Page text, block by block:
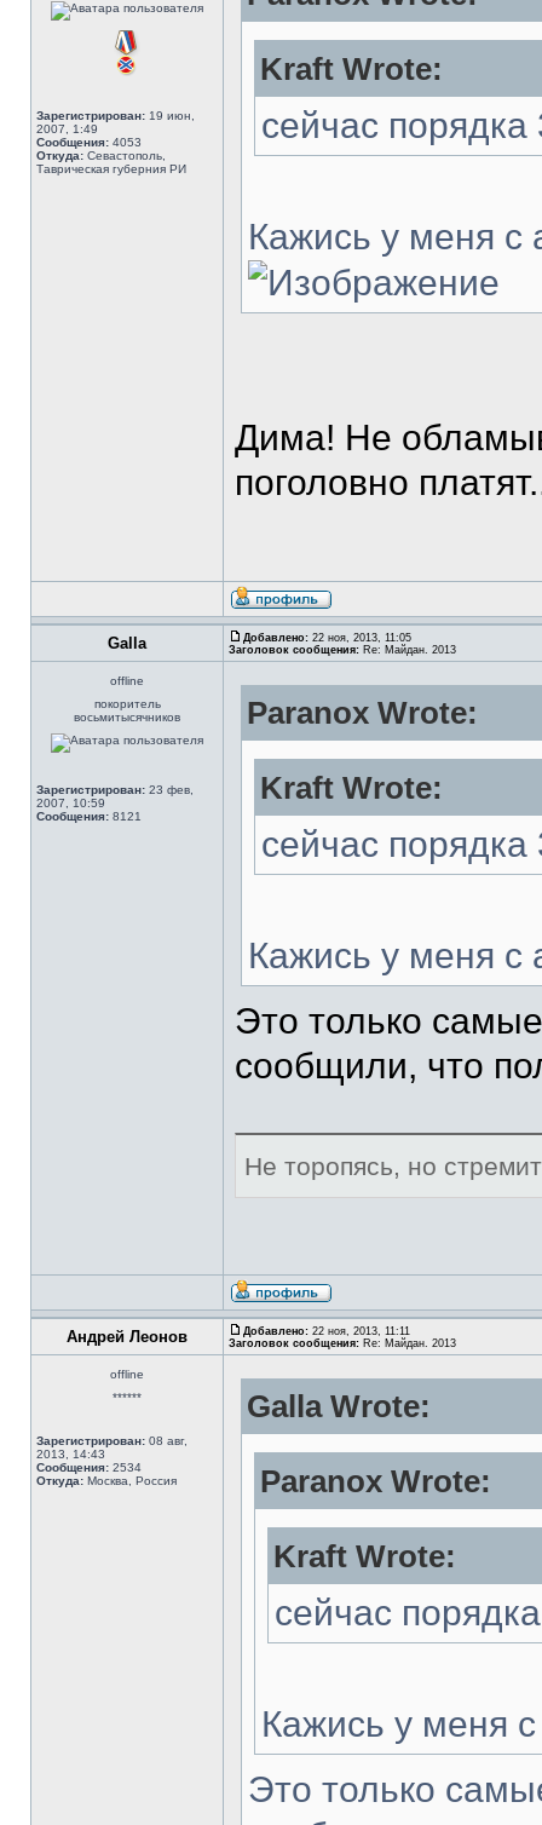
Зарегистрирован: 19 июн,
2007, 1:49
Сообщения: 4053
Откуда: Севастополь,
Таврическая губерния РИ
Kraft Wrote:
сейчас порядка
Кажись у меня с
Дима! Не
поголовно
Galla Добавлено: 22 ноя, 2013, 11:05
Заголовок сообщения: Re: Майдан. 2013
offline
покоритель
восьмитысячников
Зарегистрирован: 23 фев,
2007, 10:59
Сообщения: 8121
Paranox Wrote:
Kraft Wrote:
сейчас порядка
Кажись у меня с
Это только
сообщили, что
Не торопясь, но
Андрей Леонов Добавлено: 22 ноя, 2013, 11:11
Заголовок сообщения: Re: Майдан. 2013
offline
******
Зарегистрирован: 08 авг,
2013, 14:43
Сообщения: 2534
Откуда: Москва, Россия
Galla Wrote:
Paranox Wrote:
Kraft Wrote:
сейчас
Кажись у меня с
Это только